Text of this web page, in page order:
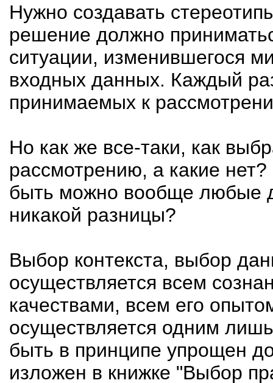
Нужно создавать
решение должно
ситуации, изменившегося
входных данных. Каждый
принимаемых к
Но как же все-таки, как
рассмотрению, а какие
быть можно вообще любые
никакой разницы?
Выбор контекста, выбор
осуществляется всем
качествами, всем его
осуществляется одним
быть в принципе упрощен
изложен в книжке "Выбор